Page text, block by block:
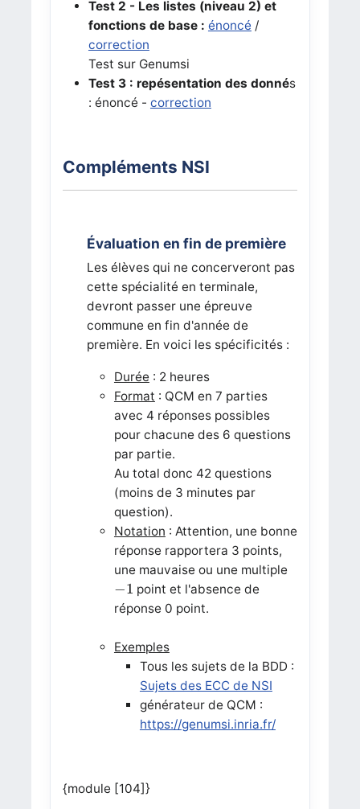
Test 2 - Les listes (niveau 2) et
fonctions de base : énoncé /
correction
Test sur Genumsi
Test 3 : repésentation des donnés
: énoncé - correction
Compléments NSI
Évaluation en fin de première
Les élèves qui ne concerveront pas
cette spécialité en terminale,
devront passer une épreuve
commune en fin d'année de
première. En voici les spécificités :
Durée : 2 heures
Format : QCM en 7 parties
avec 4 réponses possibles
pour chacune des 6 questions
par partie.
Au total donc 42 questions
(moins de 3 minutes par
question).
Notation : Attention, une bonne
réponse rapportera 3 points,
une mauvaise ou une multiple
−1
1 point et l'absence de
réponse 0 point.
Exemples
Tous les sujets de la BDD :
Sujets des ECC de NSI
générateur de QCM :
https://genumsi.inria.fr/
{module [104]}